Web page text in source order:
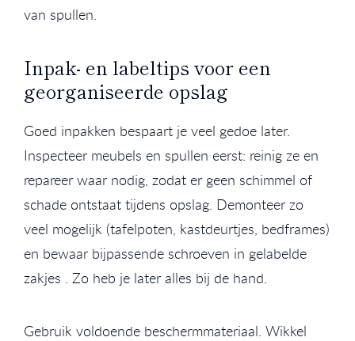
van spullen.
Inpak- en labeltips voor een
georganiseerde opslag
Goed inpakken bespaart je veel gedoe later.
Inspecteer meubels en spullen eerst: reinig ze en
repareer waar nodig, zodat er geen schimmel of
schade ontstaat tijdens opslag. Demonteer zo
veel mogelijk (tafelpoten, kastdeurtjes, bedframes)
en bewaar bijpassende schroeven in gelabelde
zakjes . Zo heb je later alles bij de hand.
Gebruik voldoende beschermmateriaal. Wikkel